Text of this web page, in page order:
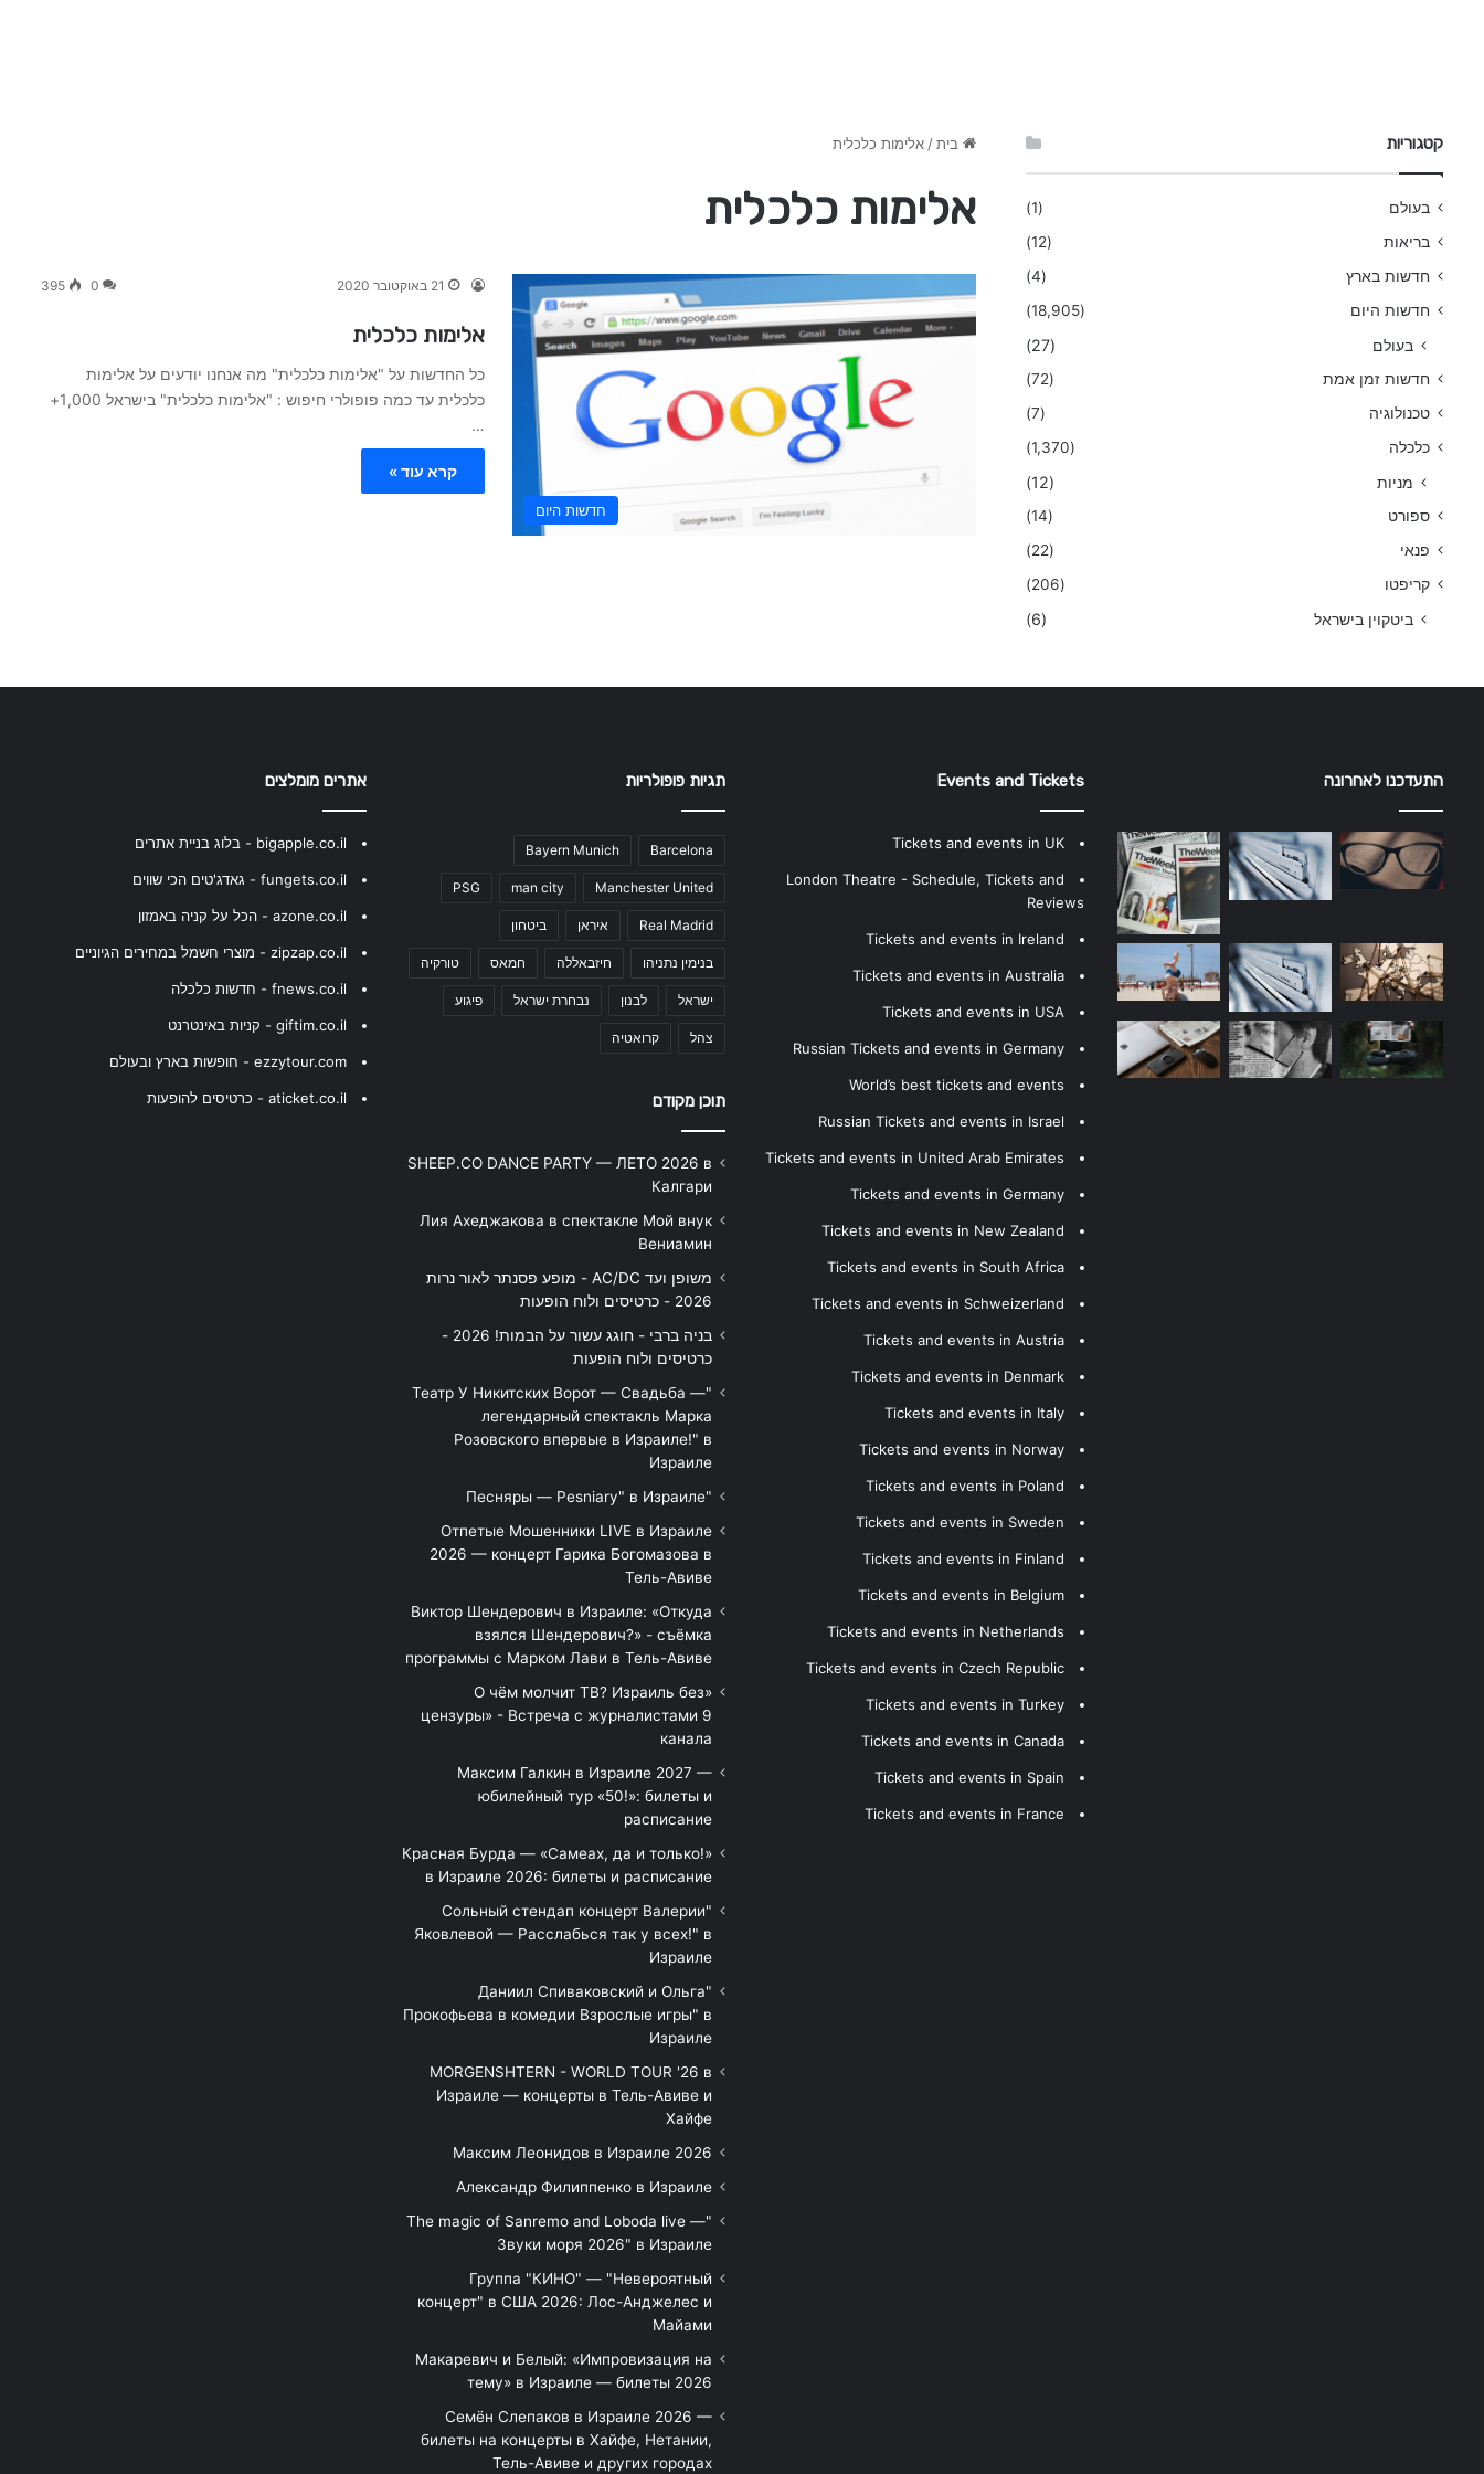
בית / אלימות כלכלית
אלימות כלכלית
חדשות היום
21 באוקטובר 2020 0
395
אלימות כלכלית
כל החדשות על "אלימות כלכלית" מה אנחנו יודעים על אלימות
כלכלית עד כמה פופולרי חיפוש : "אלימות כלכלית" בישראל 1,000+
…
קרא עוד »
קטגוריות
בעולם
(1)
בריאות
(12)
חדשות בארץ
(4)
חדשות היום
(18,905)
בעולם (27)
חדשות זמן אמת
(72)
טכנולוגיה
(7)
כלכלה
(1,370)
מניות (12)
ספורט
(14)
פנאי
(22)
קריפטו
(206)
ביטקוין בישראל (6)
התעדכנו לאחרונה Events and Tickets
Tickets and events in UK
London Theatre - Schedule, Tickets and
Reviews
Tickets and events in Ireland
Tickets and events in Australia
Tickets and events in USA
Russian Tickets and events in Germany
World’s best tickets and events
Russian Tickets and events in Israel
Tickets and events in United Arab Emirates
Tickets and events in Germany
Tickets and events in New Zealand
Tickets and events in South Africa
Tickets and events in Schweizerland
Tickets and events in Austria
Tickets and events in Denmark
Tickets and events in Italy
Tickets and events in Norway
Tickets and events in Poland
Tickets and events in Sweden
Tickets and events in Finland
Tickets and events in Belgium
Tickets and events in Netherlands
Tickets and events in Czech Republic
Tickets and events in Turkey
Tickets and events in Canada
Tickets and events in Spain
Tickets and events in France
תגיות פופולריות
Barcelona
Bayern Munich
Manchester United
man city
PSG
Real Madrid איראן ביטחון
בנימין נתניהו חיזבאללה חמאס טורקיה
ישראל לבנון נבחרת ישראל פיגוע
צהל קרואטיה
תוכן מקודם
SHEEP.CO DANCE PARTY — ЛЕТО 2026 в
Калгари
Лия Ахеджакова в спектакле Мой внук
Вениамин
משופן ועד AC/DC - מופע פסנתר לאור נרות
2026 - כרטיסים ולוח הופעות
בניה ברבי - חוגג עשור על הבמות! 2026 -
כרטיסים ולוח הופעות
"Театр У Никитских Ворот — Свадьба —
легендарный спектакль Марка
Розовского впервые в Израиле!" в
Израиле
"Песняры — Pesniary" в Израиле
Отпетые Мошенники LIVE в Израиле
2026 — концерт Гарика Богомазова в
Тель-Авиве
Виктор Шендерович в Израиле: «Откуда
взялся Шендерович?» - съёмка
программы с Марком Лави в Тель-Авиве
«О чём молчит ТВ? Израиль без
цензуры» - Встреча с журналистами 9
канала
Максим Галкин в Израиле 2027 —
юбилейный тур «50!»: билеты и
расписание
Красная Бурда — «Самеах, да и только!»
в Израиле 2026: билеты и расписание
"Сольный стендап концерт Валерии
Яковлевой — Расслабься так у всех!" в
Израиле
"Даниил Спиваковский и Ольга
Прокофьева в комедии Взрослые игры" в
Израиле
MORGENSHTERN - WORLD TOUR '26 в
Израиле — концерты в Тель-Авиве и
Хайфе
Максим Леонидов в Израиле 2026
Александр Филиппенко в Израиле
"The magic of Sanremo and Loboda live —
Звуки моря 2026" в Израиле
Группа "КИНО" — "Невероятный
концерт" в США 2026: Лос-Анджелес и
Майами
Макаревич и Белый: «Импровизация на
тему» в Израиле — билеты 2026
Семён Слепаков в Израиле 2026 —
билеты на концерты в Хайфе, Нетании,
Тель-Авиве и других городах
אתרים מומלצים
bigapple.co.il - בלוג בניית אתרים
fungets.co.il - גאדג'טים הכי שווים
azone.co.il - הכל על קניה באמזון
zipzap.co.il - מוצרי חשמל במחירים הגיוניים
fnews.co.il - חדשות כלכלה
giftim.co.il - קניות באינטרנט
ezzytour.com - חופשות בארץ ובעולם
aticket.co.il - כרטיסים להופעות